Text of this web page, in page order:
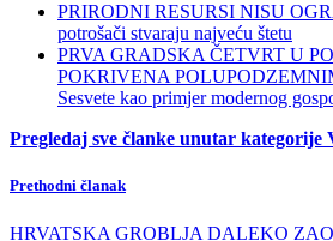
PRIRODNI RESURSI NISU
potrošači stvaraju najveću štetu
PRVA GRADSKA ČETVRT U
POKRIVENA
Sesvete kao primjer modernog
Pregledaj sve članke unutar kategorije
Prethodni članak
HRVATSKA GROBLJA DALEKO